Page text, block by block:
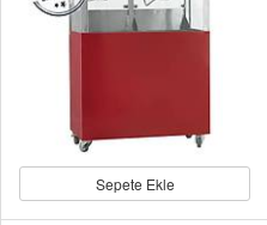
Sepete Ekle